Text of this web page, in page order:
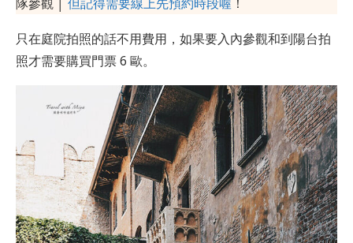
只在庭院拍照的話不用費用，如果要入內參觀和到陽台拍
照才需要購買門票 6 歐。